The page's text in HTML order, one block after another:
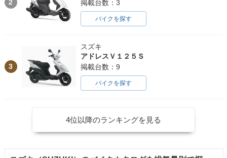
2
掲載台数：3
バイクを探す
3
スズキ
アドレスＶ１２５Ｓ
掲載台数：9
バイクを探す
4位以降のランキングを見る